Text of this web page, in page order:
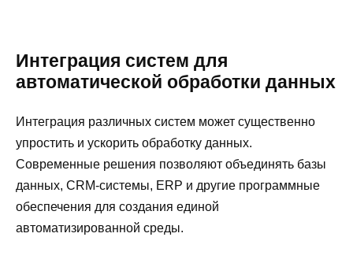
Интеграция систем для
автоматической обработки данных
Интеграция различных систем может существенно
упростить и ускорить обработку данных.
Современные решения позволяют объединять базы
данных, CRM-системы, ERP и другие программные
обеспечения для создания единой
автоматизированной среды.